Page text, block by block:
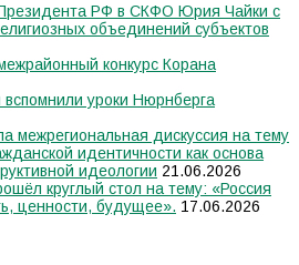
РФ в СКФО Юрия Чайки с
объединений субъектов
конкурс Корана
уроки Нюрнберга
межрегиональная дискуссия на тему
идентичности как основа
идеологии 21.06.2026
круглый стол на тему: «Россия
ценности, будущее». 17.06.2026